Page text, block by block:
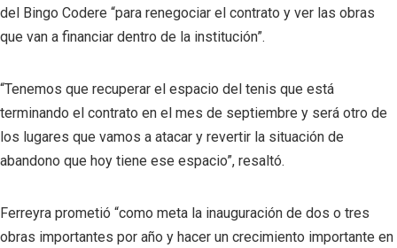
del Bingo Codere “para renegociar el contrato y ver las obras
que van a financiar dentro de la institución”.
“Tenemos que recuperar el espacio del tenis que está
terminando el contrato en el mes de septiembre y será otro de
los lugares que vamos a atacar y revertir la situación de
abandono que hoy tiene ese espacio”, resaltó.
Ferreyra prometió “como meta la inauguración de dos o tres
obras importantes por año y hacer un crecimiento importante en